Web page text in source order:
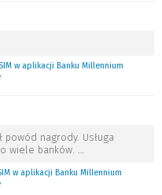
w aplikacji Banku Millennium
powód nagrody. Usługa
wiele banków. …
w aplikacji Banku Millennium